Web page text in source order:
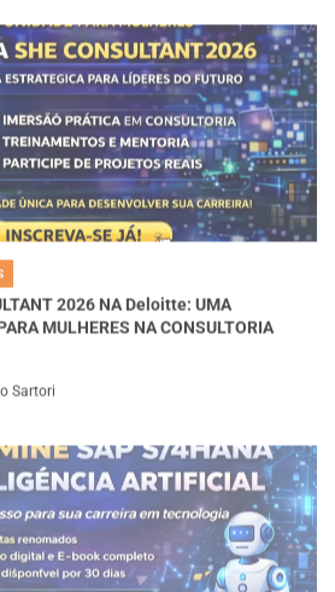
2026 NA Deloitte: UMA
MULHERES NA CONSULTORIA